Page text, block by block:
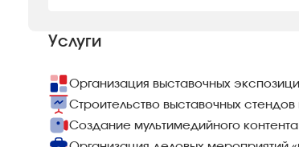
Услуги
Создание мультимедийного контента